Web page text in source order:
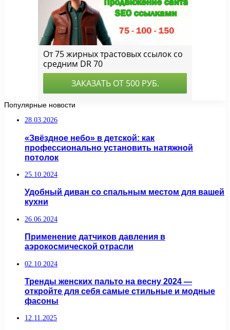
Популярные новости
28.03.2026
«Звёздное небо» в детской: как
профессионально установить натяжной
потолок
25.10.2024
Удобный диван со спальным местом для вашей
кухни
26.06.2024
Применение датчиков давления в
аэрокосмической отрасли
02.10.2024
Тренды женских пальто на весну 2024 —
откройте для себя самые стильные и модные
фасоны
12.11.2025